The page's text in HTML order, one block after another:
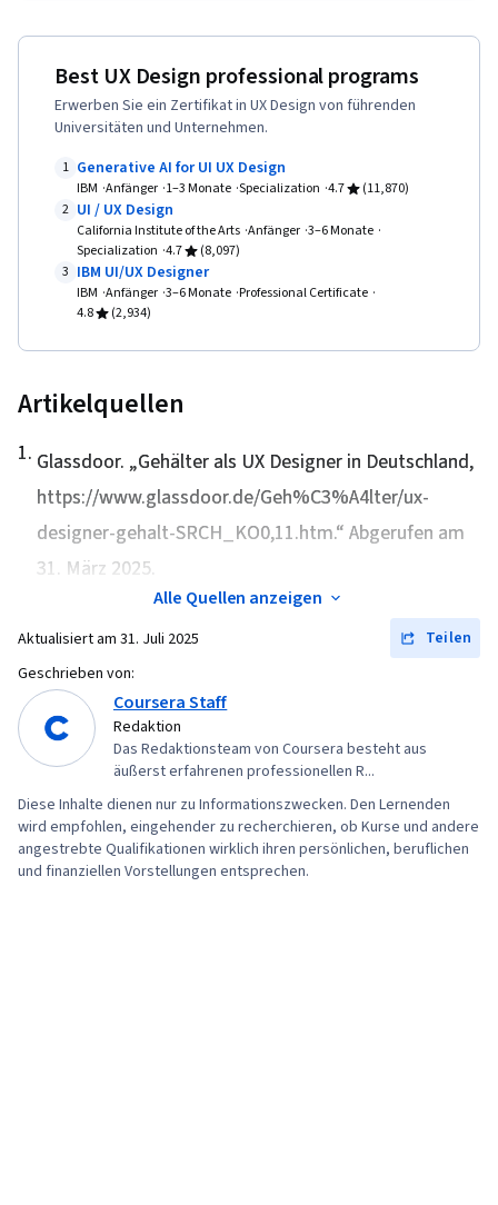
Best UX Design professional programs
Erwerben Sie ein Zertifikat in UX Design von führenden
Universitäten und Unternehmen.
1 Generative AI for UI UX Design
IBM Anfänger 1–3 Monate Specialization 4.7
(11,870)
2 UI / UX Design
California Institute of the Arts Anfänger 3–6 Monate
Specialization 4.7
(8,097)
3 IBM UI/UX Designer
IBM Anfänger 3–6 Monate Professional Certificate
4.8
(2,934)
Artikelquellen
1. Glassdoor. „Gehälter als UX Designer in Deutschland,
https://www.glassdoor.de/Geh%C3%A4lter/ux-
designer-gehalt-SRCH_KO0,11.htm.“ Abgerufen am
31. März 2025.
Alle Quellen anzeigen
Aktualisiert am 31. Juli 2025
Teilen
Geschrieben von:
Coursera Staff
Redaktion
Das Redaktionsteam von Coursera besteht aus
äußerst erfahrenen professionellen R...
Diese Inhalte dienen nur zu Informationszwecken. Den Lernenden
wird empfohlen, eingehender zu recherchieren, ob Kurse und andere
angestrebte Qualifikationen wirklich ihren persönlichen, beruflichen
und finanziellen Vorstellungen entsprechen.